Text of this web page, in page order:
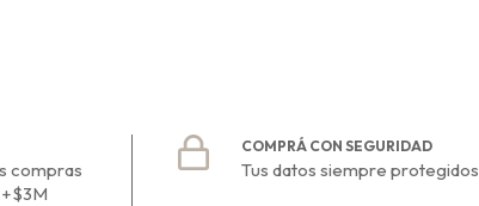
compras
COMPRÁ CON SEGURIDAD
Tus datos siempre protegidos